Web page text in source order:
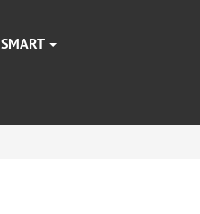
SMART